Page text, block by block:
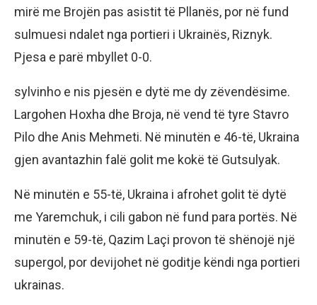
mirë me Brojën pas asistit të Pllanës, por në fund
sulmuesi ndalet nga portieri i Ukrainës, Riznyk.
Pjesa e parë mbyllet 0-0.
sylvinho e nis pjesën e dytë me dy zëvendësime.
Largohen Hoxha dhe Broja, në vend të tyre Stavro
Pilo dhe Anis Mehmeti. Në minutën e 46-të, Ukraina
gjen avantazhin falë golit me kokë të Gutsulyak.
Në minutën e 55-të, Ukraina i afrohet golit të dytë
me Yaremchuk, i cili gabon në fund para portës. Në
minutën e 59-të, Qazim Laçi provon të shënojë një
supergol, por devijohet në goditje këndi nga portieri
ukrainas.